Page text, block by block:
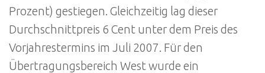
Prozent) gestiegen. Gleichzeitig lag dieser
Durchschnittpreis 6 Cent unter dem Preis des
Vorjahrestermins im Juli 2007. Für den
Übertragungsbereich West wurde ein